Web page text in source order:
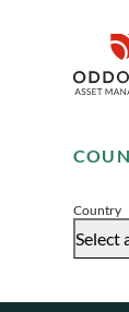
Country
Select
Accept